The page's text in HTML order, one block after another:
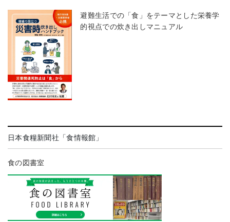
避難生活での「食」をテーマとした栄養学
的視点での炊き出しマニュアル
日本食糧新聞社「食情報館」
食の図書室